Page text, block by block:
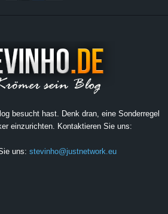
besucht hast. Denk dran, eine Sonderregel
einzurichten. Kontaktieren Sie uns:
uns: stevinho@justnetwork.eu